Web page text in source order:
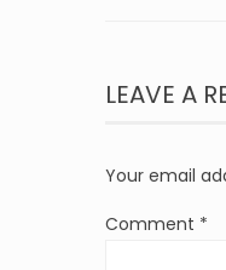
LEAVE A
Your email
Comment *